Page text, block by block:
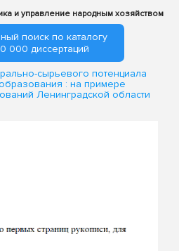
и управление народным хозяйством
поиск по каталогу
000 диссертаций
сырьевого потенциала
: на примере
Ленинградской области